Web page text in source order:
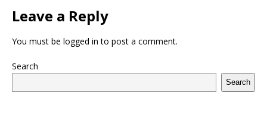
Leave a Reply
You must be logged in to post a comment.
Search
Search